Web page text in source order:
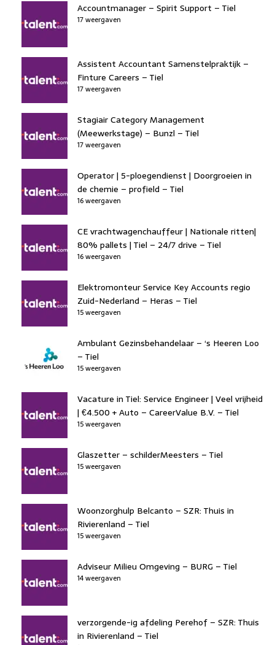
Accountmanager – Spirit Support – Tiel
17 weergaven
Assistent Accountant Samenstelpraktijk –
Finture Careers – Tiel
17 weergaven
Stagiair Category Management
(Meewerkstage) – Bunzl – Tiel
17 weergaven
Operator | 5-ploegendienst | Doorgroeien in
de chemie – profield – Tiel
16 weergaven
CE vrachtwagenchauffeur | Nationale ritten|
80% pallets | Tiel – 24/7 drive – Tiel
16 weergaven
Elektromonteur Service Key Accounts regio
Zuid-Nederland – Heras – Tiel
15 weergaven
Ambulant Gezinsbehandelaar – ‘s Heeren Loo
– Tiel
15 weergaven
Vacature in Tiel: Service Engineer | Veel vrijheid
| €4.500 + Auto – CareerValue B.V. – Tiel
15 weergaven
Glaszetter – schilderMeesters – Tiel
15 weergaven
Woonzorghulp Belcanto – SZR: Thuis in
Rivierenland – Tiel
15 weergaven
Adviseur Milieu Omgeving – BURG – Tiel
14 weergaven
verzorgende-ig afdeling Perehof – SZR: Thuis
in Rivierenland – Tiel